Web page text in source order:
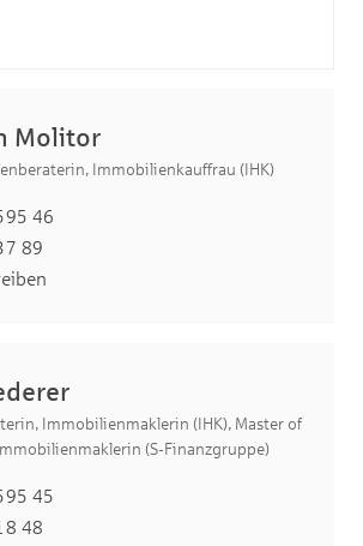
Molitor
Immobilienkauffrau (IHK)
46
89
Immobilienmaklerin (IHK), Master of
(S-Finanzgruppe)
45
48